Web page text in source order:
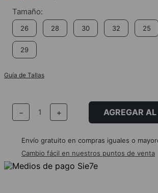
26 28 30 32 25
29
Guía de Tallas
＋
－ AGREGAR
Envío gratuito en compras iguales o
Cambio fácil en nuestros puntos de venta